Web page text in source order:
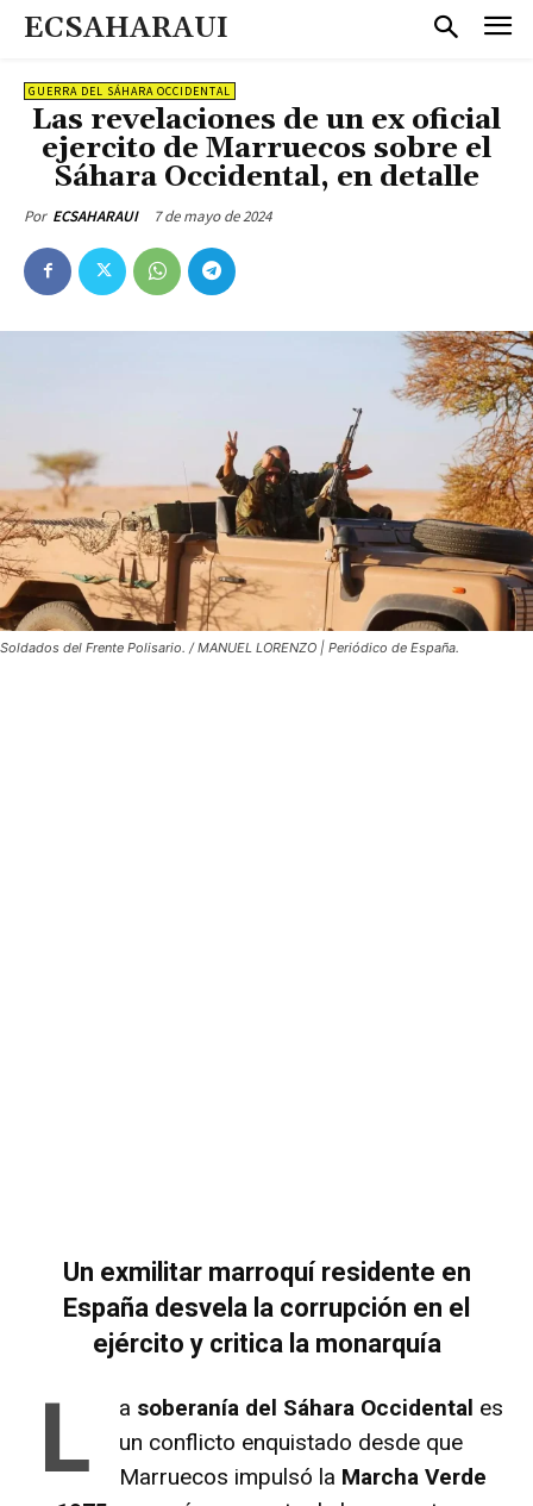
ECSAHARAUI
GUERRA DEL SÁHARA OCCIDENTAL
Las revelaciones de un ex oficial
ejercito de Marruecos sobre el
Sáhara Occidental, en detalle
Por ECSAHARAUI 7 de mayo de 2024
Soldados del Frente Polisario. / MANUEL LORENZO | Periódico de España.
Un exmilitar marroquí residente en
España desvela la corrupción en el
ejército y critica la monarquía
L a soberanía del Sáhara Occidental es
un conflicto enquistado desde que
Marruecos impulsó la Marcha Verde